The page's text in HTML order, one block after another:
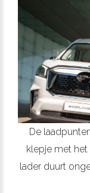
De
klepje met
lader duurt